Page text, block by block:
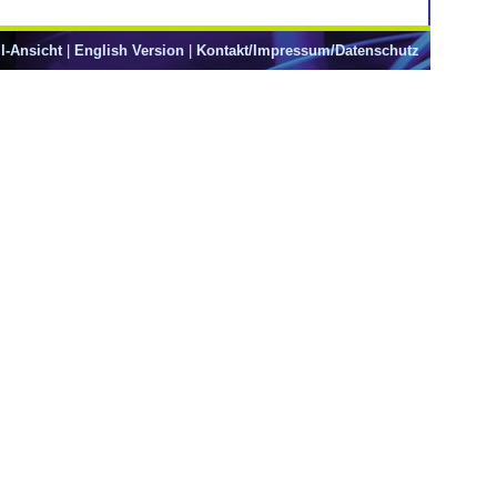
Ansicht | English Version | Kontakt/Impressum/Datenschutz